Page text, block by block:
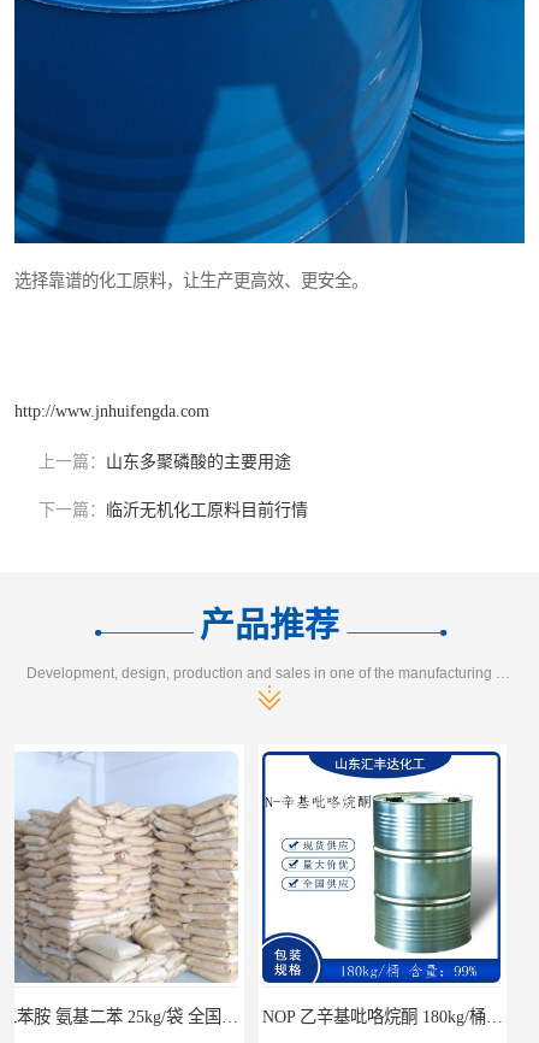
选择靠谱的化工原料，让生产更高效、更安全。
http://www.jnhuifengda.com
上一篇： 山东多聚磷酸的主要用途
下一篇： 临沂无机化工原料目前行情
产品推荐
Development, design, production and sales in one of the manufacturing enterprises